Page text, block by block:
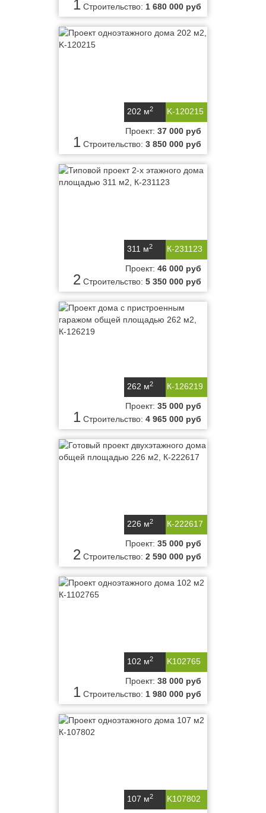
1 Строительство: 1 680 000 руб
K-120215
202 м2
1
Проект: 37 000 руб
Строительство: 3 850 000 руб
К-231123
311 м2
2
Проект: 46 000 руб
Строительство: 5 350 000 руб
К-126219
262 м2
1
Проект: 35 000 руб
Строительство: 4 965 000 руб
К-222617
226 м2
2
Проект: 35 000 руб
Строительство: 2 590 000 руб
K102765
102 м2
1
Проект: 38 000 руб
Строительство: 1 980 000 руб
K107802
107 м2